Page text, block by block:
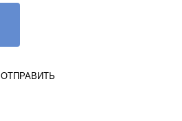
ОТПРАВИТЬ